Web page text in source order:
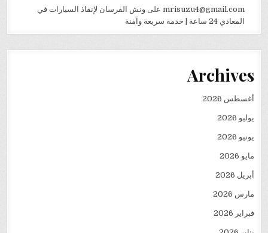
mrisuzu4@gmail.comعلى ونش الفرسان لإنقاذ السيارات في
المعادي 24 ساعة | خدمة سريعة وآمنة
Archives
أغسطس 2026
يوليو 2026
يونيو 2026
مايو 2026
أبريل 2026
مارس 2026
فبراير 2026